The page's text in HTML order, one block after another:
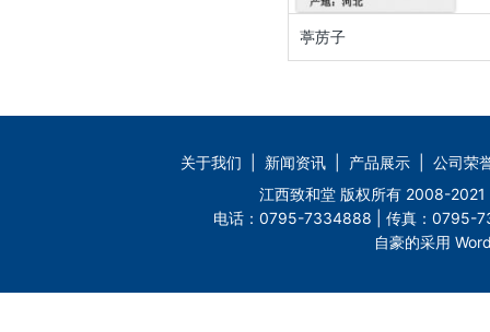
葶苈子
关于我们 新闻资讯 产品展示
公司荣
江西致和堂 版权所有 2008-
电话：0795-7334888 | 传真：0795-
自豪的采用